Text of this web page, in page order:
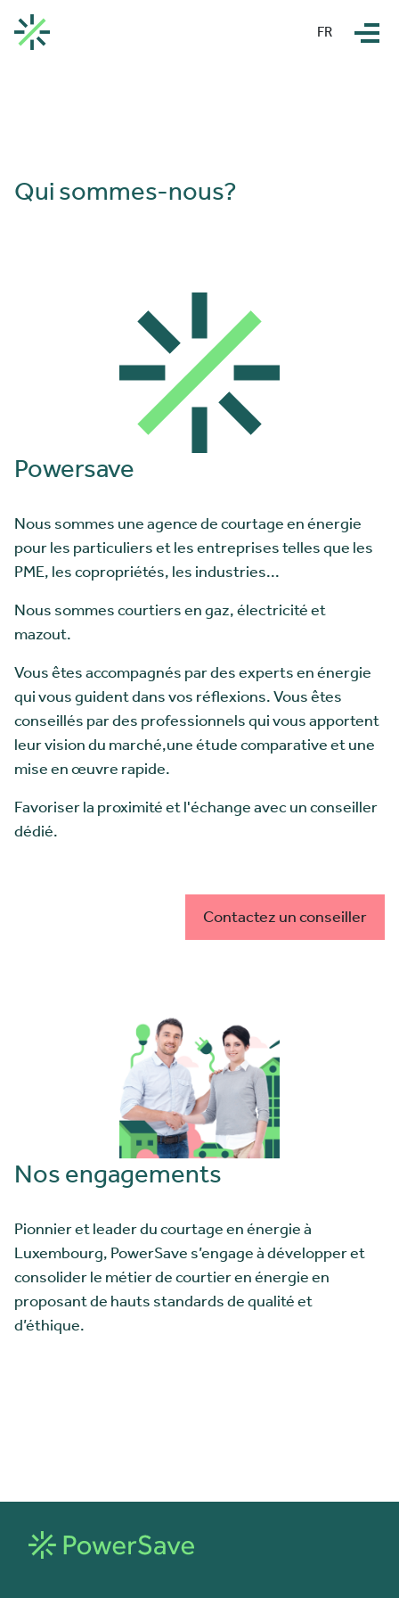
FR
Qui sommes-nous?
Powersave
Nous sommes une agence de courtage en énergie
pour les particuliers et les entreprises telles que les
PME, les copropriétés, les industries...
Nous sommes courtiers en gaz, électricité et
mazout.
Vous êtes accompagnés par des experts en énergie
qui vous guident dans vos réflexions. Vous êtes
conseillés par des professionnels qui vous apportent
leur vision du marché,une étude comparative et une
mise en œuvre rapide.
Favoriser la proximité et l'échange avec un conseiller
dédié.
Contactez un conseiller
Nos engagements
Pionnier et leader du courtage en énergie à
Luxembourg, PowerSave s’engage à développer et
consolider le métier de courtier en énergie en
proposant de hauts standards de qualité et
d’éthique.